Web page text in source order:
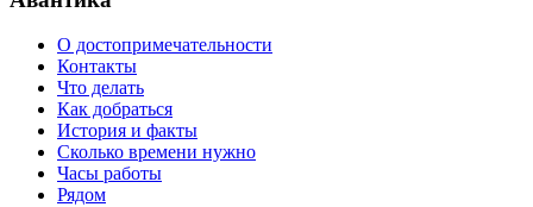
О достопримечательности
Контакты
Что делать
Как добраться
История и факты
Сколько времени нужно
Часы работы
Рядом